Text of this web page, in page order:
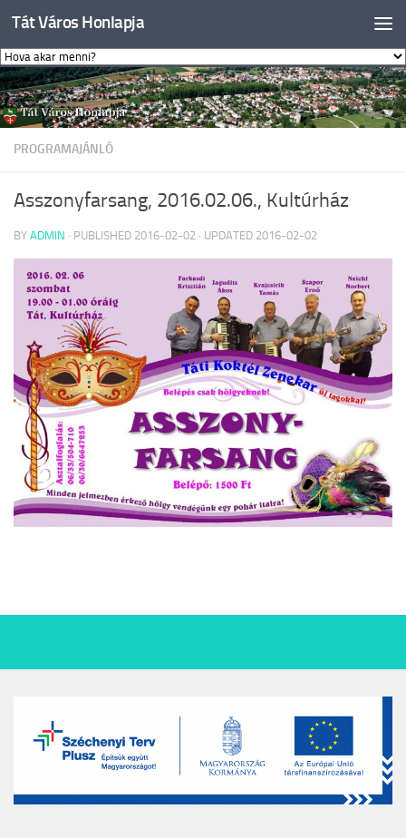
Skip to content
Tát Város Honlapja
PROGRAMAJÁNLÓ
Asszonyfarsang, 2016.02.06., Kultúrház
BY ADMIN · PUBLISHED 2016-02-02 · UPDATED 2016-02-02